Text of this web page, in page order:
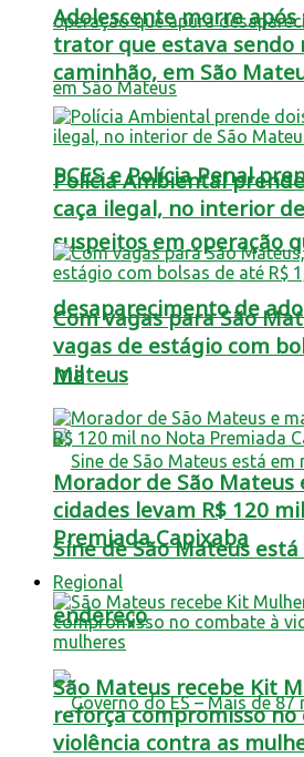
PCES e Polícia Penal
suspeitos em operação
desaparecimento de
Mateus
Sine de São Mateus
endereço
Adolescente morre
trator que estava sendo
caminhão, em São
Polícia Ambiental
caça ilegal, no interior
Com vagas para São
vagas de estágio com
mil
Morador de São Mateus
cidades levam R$ 120
Premiada Capixaba
Regional
São Mateus recebe Kit
reforça compromisso no
violência contra as